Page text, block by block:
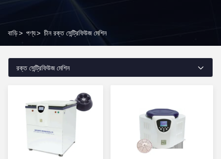
বাড়ি> পণ্য> চীন রক্ত সেন্ট্রিফিউজ মেশিন
রক্ত সেন্ট্রিফিউজ মেশিন